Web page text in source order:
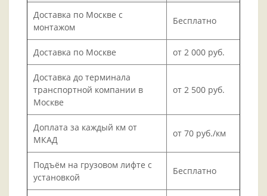
Доставка по Москве с
монтажом
Бесплатно
Доставка по Москве от 2 000 руб.
Доставка до терминала
транспортной компании в
Москве
от 2 500 руб.
Доплата за каждый км от
МКАД
от 70 руб./км
Подъём на грузовом лифте с
установкой
Бесплатно